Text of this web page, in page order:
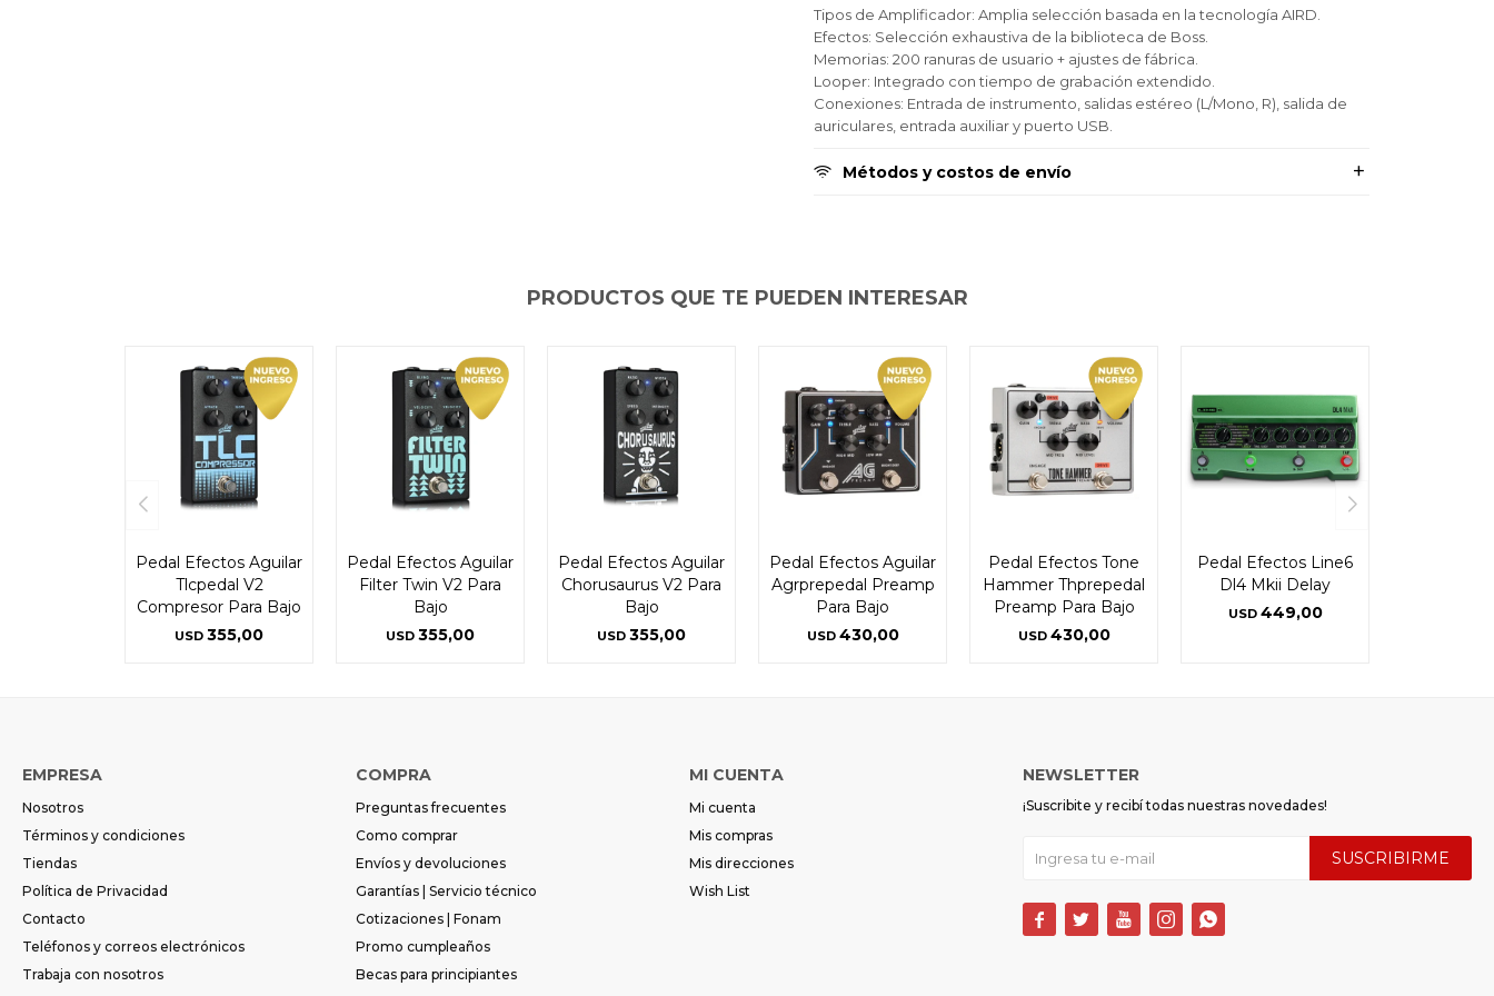
Tipos de Amplificador: Amplia selección basada en la tecnología AIRD.
Efectos: Selección exhaustiva de la biblioteca de Boss.
Memorias: 200 ranuras de usuario + ajustes de fábrica.
Looper: Integrado con tiempo de grabación extendido.
Conexiones: Entrada de instrumento, salidas estéreo (L/Mono, R), salida de
auriculares, entrada auxiliar y puerto USB.
Métodos y costos de envío
PRODUCTOS QUE TE PUEDEN INTERESAR
Pedal Efectos Aguilar
Tlcpedal V2
Compresor Para Bajo
USD 355,00
Pedal Efectos Aguilar
Filter Twin V2 Para
Bajo
USD 355,00
Pedal Efectos Aguilar
Chorusaurus V2 Para
Bajo
USD 355,00
Pedal Efectos Aguilar
Agrprepedal Preamp
Para Bajo
USD 430,00
Pedal Efectos Tone
Hammer Thprepedal
Preamp Para Bajo
USD 430,00
Pedal Efectos Line6
Dl4 Mkii Delay
USD 449,00
EMPRESA
Nosotros
Términos y condiciones
Tiendas
Política de Privacidad
Contacto
Teléfonos y correos electrónicos
Trabaja con nosotros
COMPRA
Preguntas frecuentes
Como comprar
Envíos y devoluciones
Garantías | Servicio técnico
Cotizaciones | Fonam
Promo cumpleaños
Becas para principiantes
MI CUENTA
Mi cuenta
Mis compras
Mis direcciones
Wish List
NEWSLETTER
¡Suscribite y recibí todas nuestras novedades!
SUSCRIBIRME
    